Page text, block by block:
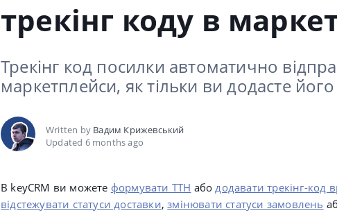
трекінг коду в
Трекінг код посилки автоматично
маркетплейси, як тільки ви додасте
Written by Вадим Крижевський
Updated 6 months ago
В keyCRM ви можете формувати ТТН абододавати трекінг-код
відстежувати статуси доставки,змінювати статуси замовлень